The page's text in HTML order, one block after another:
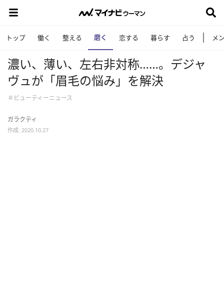
トップ 働く 整える 磨く 恋する 暮らす 占う メ
濃い、薄い、左右非対称……。デジャ
ヴュが「眉毛の悩み」を解決
＃ビューティーニュース
ガラクティ
作成: 2020.10.27